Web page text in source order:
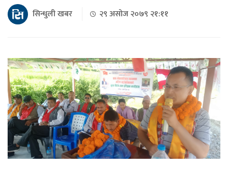
सिन्धुली खबर २९ असोज २०७९ २१:११